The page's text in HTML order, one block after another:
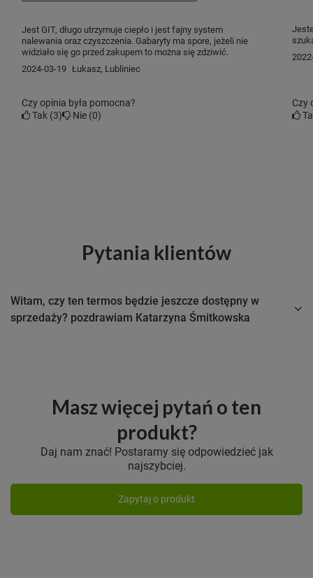
Jest GIT, długo utrzymuje ciepło i jest fajny system
nalewania oraz czyszczenia. Gabaryty ma spore, jeżeli nie
widziało się go przed zakupem to można się zdziwić.
2024-03-19 Łukasz, Lubliniec
Czy opinia była pomocna?
Tak 3 Nie 0
Czy
Pytania klientów
Witam, czy ten termos będzie jeszcze dostępny w
sprzedaży? pozdrawiam Katarzyna Śmitkowska
Masz więcej pytań o ten
produkt?
Daj nam znać! Postaramy się odpowiedzieć jak
najszybciej.
Zapytaj o produkt